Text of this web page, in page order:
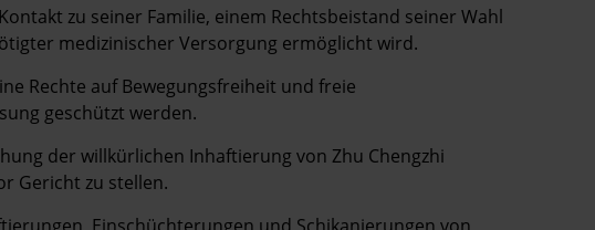
zu seiner Familie, einem Rechtsbeistand seiner Wahl
medizinischer Versorgung ermöglicht wird.
Rechte auf Bewegungsfreiheit und freie
geschützt werden.
der willkürlichen Inhaftierung von Zhu Chengzhi
Gericht zu stellen.